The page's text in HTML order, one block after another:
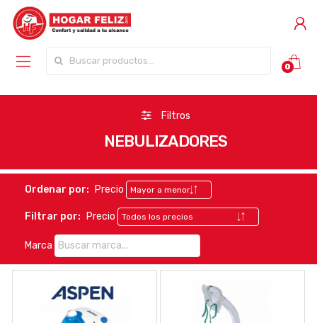
0
Filtros
NEBULIZADORES
Ordenar por: Precio
Filtrar por: Precio
Marca